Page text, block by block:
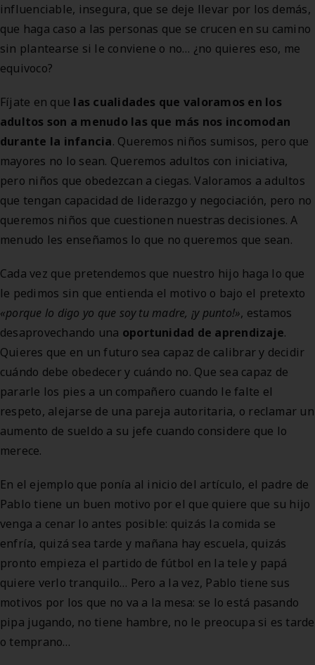
influenciable, insegura, que se deje llevar por los demás,
que haga caso a las personas que se crucen en su camino
sin plantearse si le conviene o no… ¿no quieres eso, me
equivoco?
Fíjate en que las cualidades que valoramos en los
adultos son a menudo las que más nos incomodan
durante la infancia. Queremos niños sumisos, pero que
mayores no lo sean. Queremos adultos con iniciativa,
pero niños que obedezcan a ciegas. Valoramos a adultos
que tengan capacidad de liderazgo y negociación, pero no
queremos niños que cuestionen nuestras decisiones. A
menudo les enseñamos lo que no queremos que sean.
Cada vez que pretendemos que nuestro hijo haga lo que
le pedimos sin que entienda el motivo o bajo el pretexto
«porque lo digo yo que soy tu madre, ¡y punto!», estamos
desaprovechando una oportunidad de aprendizaje.
Quieres que en un futuro sea capaz de calibrar y decidir
cuándo debe obedecer y cuándo no. Que sea capaz de
pararle los pies a un compañero cuando le falte el
respeto, alejarse de una pareja autoritaria, o reclamar un
aumento de sueldo a su jefe cuando considere que lo
merece.
En el ejemplo que ponía al inicio del artículo, el padre de
Pablo tiene un buen motivo por el que quiere que su hijo
venga a cenar lo antes posible: quizás la comida se
enfría, quizá sea tarde y mañana hay escuela, quizás
pronto empieza el partido de fútbol en la tele y papá
quiere verlo tranquilo… Pero a la vez, Pablo tiene sus
motivos por los que no va a la mesa: se lo está pasando
pipa jugando, no tiene hambre, no le preocupa si es tarde
o temprano…